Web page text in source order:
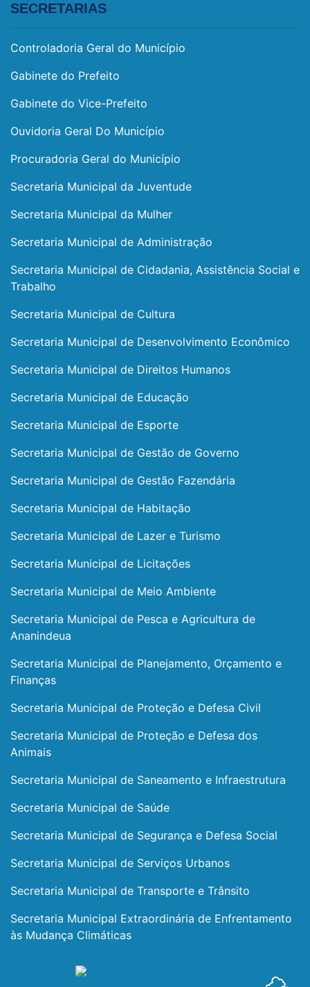
SECRETARIAS
Controladoria Geral do Município
Gabinete do Prefeito
Gabinete do Vice-Prefeito
Ouvidoria Geral Do Município
Procuradoria Geral do Município
Secretaria Municipal da Juventude
Secretaria Municipal da Mulher
Secretaria Municipal de Administração
Secretaria Municipal de Cidadania, Assistência Social e
Trabalho
Secretaria Municipal de Cultura
Secretaria Municipal de Desenvolvimento Econômico
Secretaria Municipal de Direitos Humanos
Secretaria Municipal de Educação
Secretaria Municipal de Esporte
Secretaria Municipal de Gestão de Governo
Secretaria Municipal de Gestão Fazendária
Secretaria Municipal de Habitação
Secretaria Municipal de Lazer e Turismo
Secretaria Municipal de Licitações
Secretaria Municipal de Meio Ambiente
Secretaria Municipal de Pesca e Agricultura de
Ananindeua
Secretaria Municipal de Planejamento, Orçamento e
Finanças
Secretaria Municipal de Proteção e Defesa Civil
Secretaria Municipal de Proteção e Defesa dos
Animais
Secretaria Municipal de Saneamento e Infraestrutura
Secretaria Municipal de Saúde
Secretaria Municipal de Segurança e Defesa Social
Secretaria Municipal de Serviços Urbanos
Secretaria Municipal de Transporte e Trânsito
Secretaria Municipal Extraordinária de Enfrentamento
às Mudança Climáticas